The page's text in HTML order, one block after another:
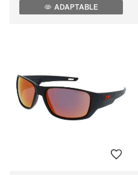
ADAPTABLE